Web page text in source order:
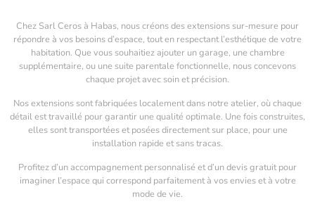
Chez Sarl Ceros à Habas, nous créons des extensions sur-mesure pour
répondre à vos besoins d’espace, tout en respectant l’esthétique de votre
habitation. Que vous souhaitiez ajouter un garage, une chambre
supplémentaire, ou une suite parentale fonctionnelle, nous concevons
chaque projet avec soin et précision.
Nos extensions sont fabriquées localement dans notre atelier, où chaque
détail est travaillé pour garantir une qualité optimale. Une fois construites,
elles sont transportées et posées directement sur place, pour une
installation rapide et sans tracas.
Profitez d’un accompagnement personnalisé et d’un devis gratuit pour
imaginer l’espace qui correspond parfaitement à vos envies et à votre
mode de vie.